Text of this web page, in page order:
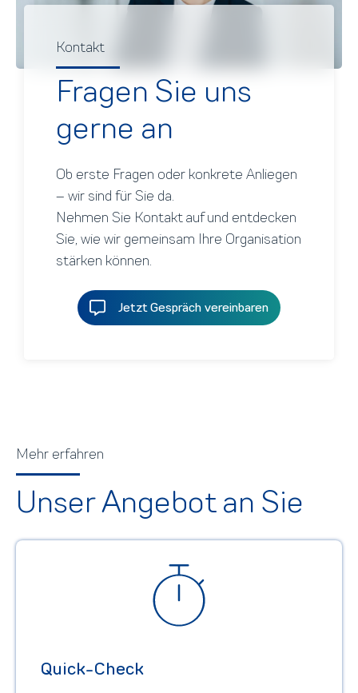
Kontakt
Fragen Sie uns
gerne an
Ob erste Fragen oder konkrete Anliegen
– wir sind für Sie da.
Nehmen Sie Kontakt auf und entdecken
Sie, wie wir gemeinsam Ihre Organisation
stärken können.
Jetzt Gespräch vereinbaren
Mehr erfahren
Unser Angebot an Sie
Quick-Check